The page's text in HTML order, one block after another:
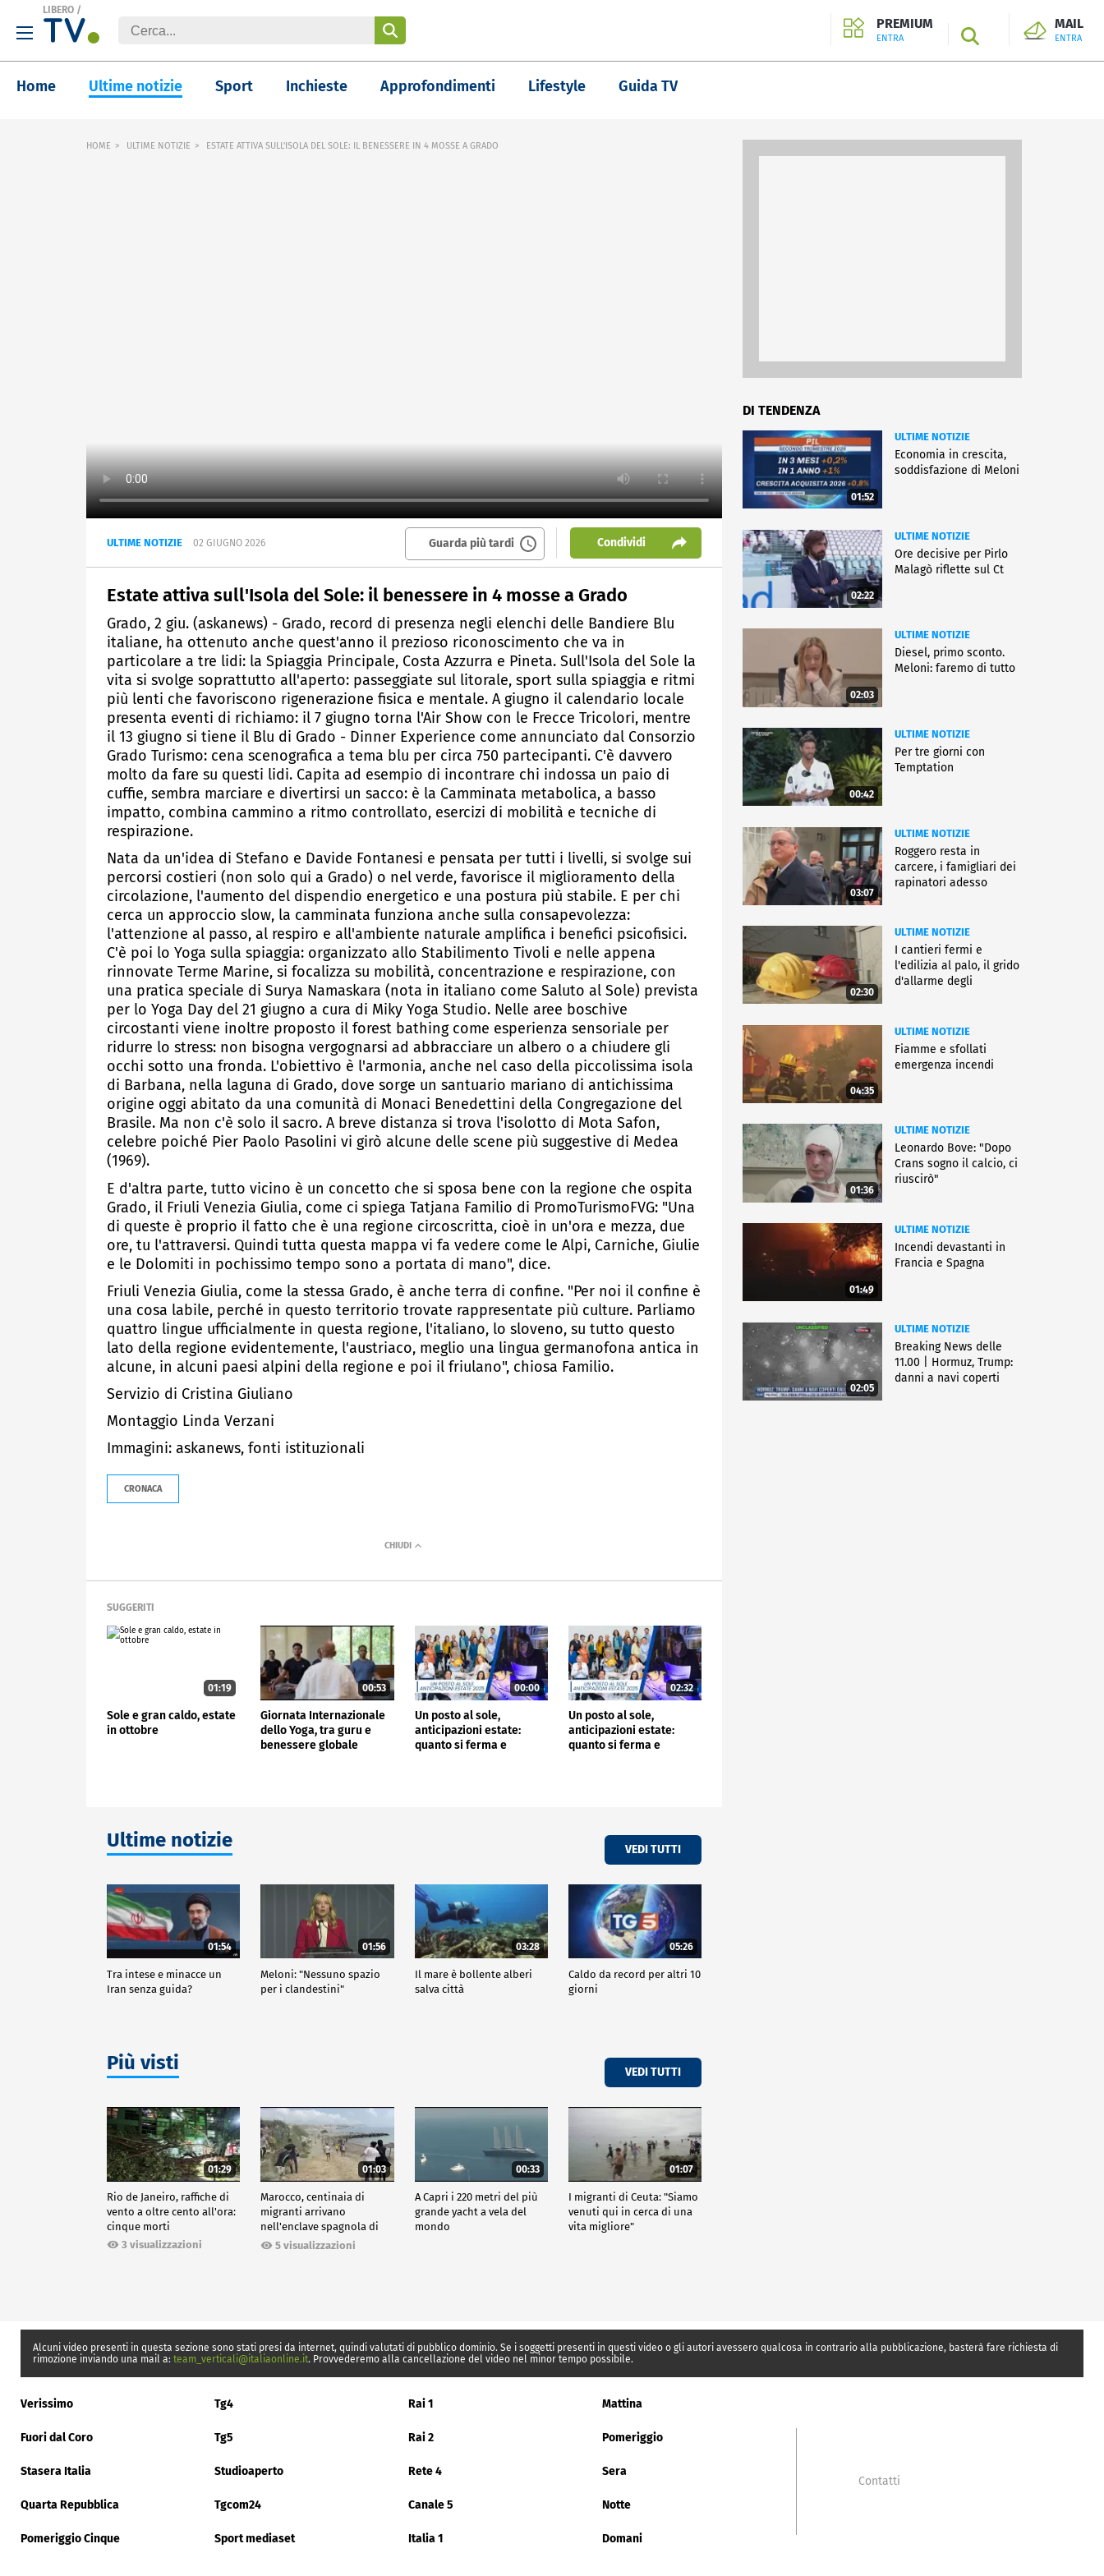
LIBERO /
PREMIUM
ENTRA SEARCH
MAIL
ENTRA
Home Ultime notizie Sport Inchieste Approfondimenti Lifestyle Guida TV
HOME ULTIME NOTIZIE ESTATE ATTIVA SULL'ISOLA DEL SOLE: IL BENESSERE IN 4 MOSSE A GRADO
ULTIME NOTIZIE 02 GIUGNO 2026 Guarda più tardi Condividi
Estate attiva sull'Isola del Sole: il benessere in 4 mosse a Grado
Grado, 2 giu. (askanews) - Grado, record di presenza negli elenchi delle Bandiere Blu
italiane, ha ottenuto anche quest'anno il prezioso riconoscimento che va in
particolare a tre lidi: la Spiaggia Principale, Costa Azzurra e Pineta. Sull'Isola del Sole la
vita si svolge soprattutto all'aperto: passeggiate sul litorale, sport sulla spiaggia e ritmi
più lenti che favoriscono rigenerazione fisica e mentale. A giugno il calendario locale
presenta eventi di richiamo: il 7 giugno torna l'Air Show con le Frecce Tricolori, mentre
il 13 giugno si tiene il Blu di Grado - Dinner Experience come annunciato dal Consorzio
Grado Turismo: cena scenografica a tema blu per circa 750 partecipanti. C'è davvero
molto da fare su questi lidi. Capita ad esempio di incontrare chi indossa un paio di
cuffie, sembra marciare e divertirsi un sacco: è la Camminata metabolica, a basso
impatto, combina cammino a ritmo controllato, esercizi di mobilità e tecniche di
respirazione.
Nata da un'idea di Stefano e Davide Fontanesi e pensata per tutti i livelli, si svolge sui
percorsi costieri (non solo qui a Grado) o nel verde, favorisce il miglioramento della
circolazione, l'aumento del dispendio energetico e una postura più stabile. E per chi
cerca un approccio slow, la camminata funziona anche sulla consapevolezza:
l'attenzione al passo, al respiro e all'ambiente naturale amplifica i benefici psicofisici.
C'è poi lo Yoga sulla spiaggia: organizzato allo Stabilimento Tivoli e nelle appena
rinnovate Terme Marine, si focalizza su mobilità, concentrazione e respirazione, con
una pratica speciale di Surya Namaskara (nota in italiano come Saluto al Sole) prevista
per lo Yoga Day del 21 giugno a cura di Miky Yoga Studio. Nelle aree boschive
circostanti viene inoltre proposto il forest bathing come esperienza sensoriale per
ridurre lo stress: non bisogna vergognarsi ad abbracciare un albero o a chiudere gli
occhi sotto una fronda. L'obiettivo è l'armonia, anche nel caso della piccolissima isola
di Barbana, nella laguna di Grado, dove sorge un santuario mariano di antichissima
origine oggi abitato da una comunità di Monaci Benedettini della Congregazione del
Brasile. Ma non c'è solo il sacro. A breve distanza si trova l'isolotto di Mota Safon,
celebre poiché Pier Paolo Pasolini vi girò alcune delle scene più suggestive di Medea
(1969).
E d'altra parte, tutto vicino è un concetto che si sposa bene con la regione che ospita
Grado, il Friuli Venezia Giulia, come ci spiega Tatjana Familio di PromoTurismoFVG: "Una
di queste è proprio il fatto che è una regione circoscritta, cioè in un'ora e mezza, due
ore, tu l'attraversi. Quindi tutta questa mappa vi fa vedere come le Alpi, Carniche, Giulie
e le Dolomiti in pochissimo tempo sono a portata di mano", dice.
Friuli Venezia Giulia, come la stessa Grado, è anche terra di confine. "Per noi il confine è
una cosa labile, perché in questo territorio trovate rappresentate più culture. Parliamo
quattro lingue ufficialmente in questa regione, l'italiano, lo sloveno, su tutto questo
lato della regione evidentemente, l'austriaco, meglio una lingua germanofona antica in
alcune, in alcuni paesi alpini della regione e poi il friulano", chiosa Familio.
Servizio di Cristina Giuliano
Montaggio Linda Verzani
Immagini: askanews, fonti istituzionali
CRONACA
SUGGERITI
01:19
Sole e gran caldo, estate
in ottobre
00:53
Giornata Internazionale
dello Yoga, tra guru e
benessere globale
00:00
Un posto al sole,
anticipazioni estate:
quanto si ferma e
02:32
Un posto al sole,
anticipazioni estate:
quanto si ferma e
Ultime notizie VEDI TUTTI
01:54
Tra intese e minacce un
Iran senza guida?
01:56
Meloni: "Nessuno spazio
per i clandestini"
03:28
Il mare è bollente alberi
salva città
05:26
Caldo da record per altri 10
giorni
Più visti VEDI TUTTI
01:29
Rio de Janeiro, raffiche di
vento a oltre cento all'ora:
cinque morti
3 visualizzazioni
01:03
Marocco, centinaia di
migranti arrivano
nell'enclave spagnola di
Ceuta5 visualizzazioni
00:33
A Capri i 220 metri del più
grande yacht a vela del
mondo
01:07
I migranti di Ceuta: "Siamo
venuti qui in cerca di una
vita migliore"
DI TENDENZA
01:52
ULTIME NOTIZIE
Economia in crescita,
soddisfazione di Meloni
02:22
ULTIME NOTIZIE
Ore decisive per Pirlo
Malagò riflette sul Ct
02:03
ULTIME NOTIZIE
Diesel, primo sconto.
Meloni: faremo di tutto
00:42
ULTIME NOTIZIE
Per tre giorni con
Temptation
03:07
ULTIME NOTIZIE
Roggero resta in
carcere, i famigliari dei
rapinatori adesso
02:30
ULTIME NOTIZIE
I cantieri fermi e
l'edilizia al palo, il grido
d'allarme degli
04:35
ULTIME NOTIZIE
Fiamme e sfollati
emergenza incendi
01:36
ULTIME NOTIZIE
Leonardo Bove: "Dopo
Crans sogno il calcio, ci
riuscirò"
01:49
ULTIME NOTIZIE
Incendi devastanti in
Francia e Spagna
02:05
ULTIME NOTIZIE
Breaking News delle
11.00 | Hormuz, Trump:
danni a navi coperti
Alcuni video presenti in questa sezione sono stati presi da internet, quindi valutati di pubblico dominio. Se i soggetti presenti in questi video o gli autori avessero qualcosa in contrario alla pubblicazione, basterà fare richiesta di
rimozione inviando una mail a: team_verticali@italiaonline.it. Provvederemo alla cancellazione del video nel minor tempo possibile.
Verissimo Tg4 Rai 1 Mattina
Fuori dal Coro Tg5 Rai 2 Pomeriggio
Stasera Italia Studioaperto Rete 4 Sera
Quarta Repubblica Tgcom24 Canale 5 Notte
Pomeriggio Cinque Sport mediaset Italia 1 Domani
Contatti